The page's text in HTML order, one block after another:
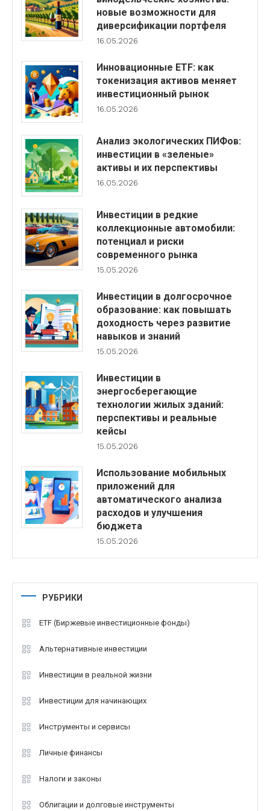
новые возможности для
диверсификации портфеля
16.05.2026
Инновационные ETF: как
токенизация активов меняет
инвестиционный рынок
16.05.2026
Анализ экологических ПИФов:
инвестиции в «зеленые»
активы и их перспективы
16.05.2026
Инвестиции в редкие
коллекционные автомобили:
потенциал и риски
современного рынка
15.05.2026
Инвестиции в долгосрочное
образование: как повышать
доходность через развитие
навыков и знаний
15.05.2026
Инвестиции в
энергосберегающие
технологии жилых зданий:
перспективы и реальные
кейсы
15.05.2026
Использование мобильных
приложений для
автоматического анализа
расходов и улучшения
бюджета
15.05.2026
РУБРИКИ
ETF (Биржевые инвестиционные фонды)
Альтернативные инвестиции
Инвестиции в реальной жизни
Инвестиции для начинающих
Инструменты и сервисы
Личные финансы
Налоги и законы
Облигации и долговые инструменты